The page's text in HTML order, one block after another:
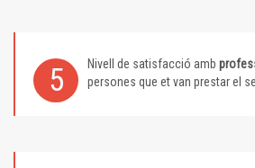
5 Nivell de satisfacció amb
persones que et van prestar el